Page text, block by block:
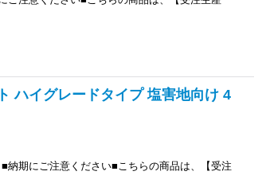
ハイグレードタイプ 塩害地向け 4
納期にご注意ください■こちらの商品は、【受注